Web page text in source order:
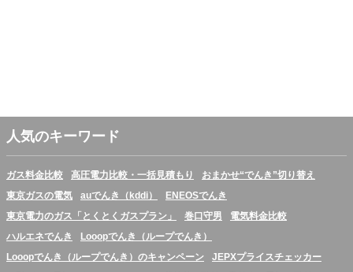
人気のキーワード
ガス料金比較 高圧電力比較・一括見積もり
おまかせ“でんき”切り替え
東京ガスの電気
auでんき（kddi）
ENEOSでんき
東京電力のガス「とくとくガスプラン」
巻口守男
電気料金比較
ハルエネでんき
Looopでんき（ループでんき）
Looopでんき（ループでんき）のキャンペーン
JEPXプライスチェッカー